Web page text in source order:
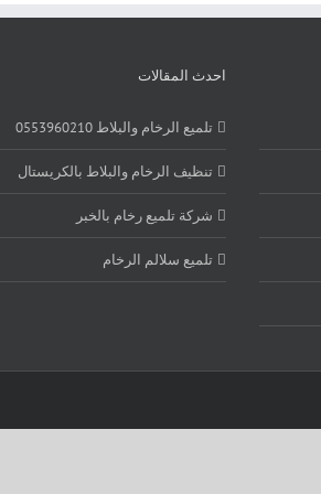
احدث المقالات
تلميع الرخام والبلاط 0553960210
تنظيف الرخام والبلاط بالكريستال
شركة تلميع رخام بالخبر
تلميع سلالم الرخام